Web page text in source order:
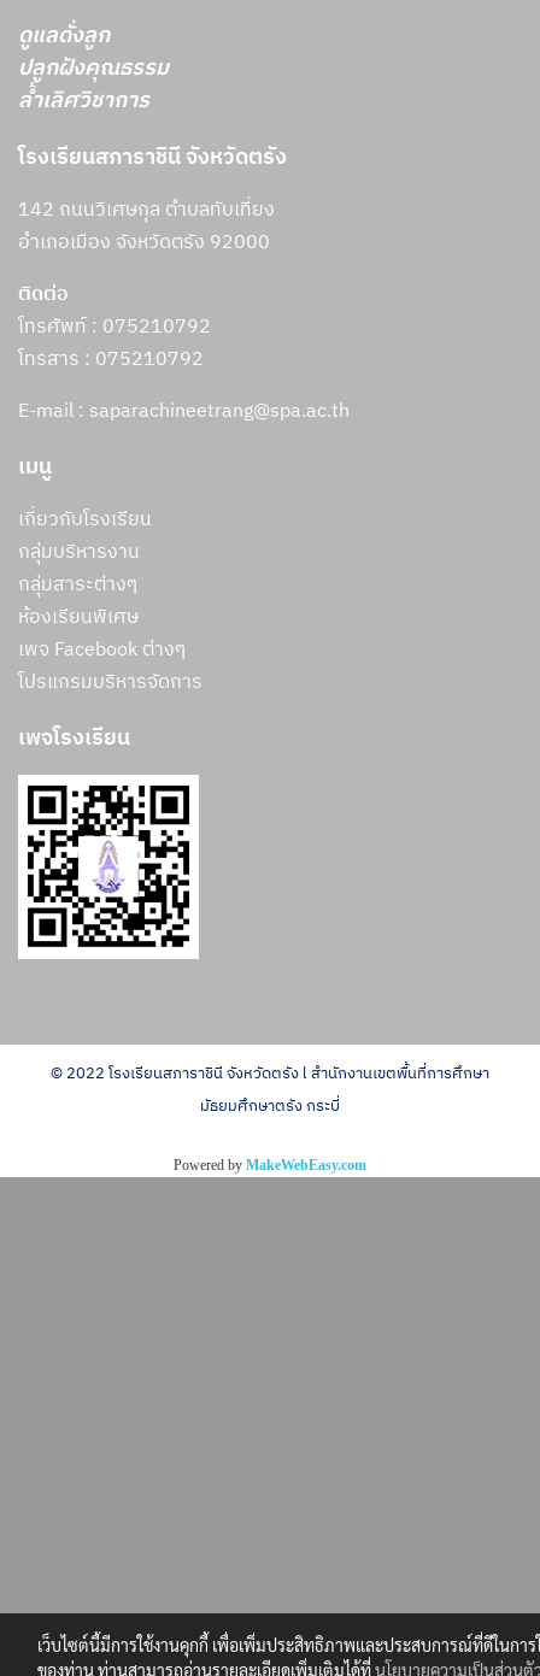
ดูแลดั่งลูก
ปลูกฝังคุณธรรม
ล้ำเลิศวิชาการ
โรงเรียนสภาราชินี จังหวัดตรัง
142 ถนนวิเศษกุล ตำบลทับเที่ยง
อำเภอเมือง จังหวัดตรัง 92000
ติดต่อ
โทรศัพท์ : 075210792
โทรสาร : 075210792
E-mail : saparachineetrang@spa.ac.th
เมนู
เกี่ยวกับโรงเรียน
กลุ่มบริหารงาน
กลุ่มสาระต่างๆ
ห้องเรียนพิเศษ
เพจ Facebook ต่างๆ
โปรแกรมบริหารจัดการ
เพจโรงเรียน
© 2022 โรงเรียนสภาราชินี จังหวัดตรัง l สำนักงานเขตพื้นที่การศึกษา
มัธยมศึกษาตรัง กระบี่
Powered by MakeWebEasy.com
เว็บไซต์นี้มีการใช้งานคุกกี้ เพื่อเพิ่มประสิทธิภาพและประสบการณ์ที่ดีในการ
ของท่าน ท่านสามารถอ่านรายละเอียดเพิ่มเติมได้ที่นโยบายความเป็นส่วนตั